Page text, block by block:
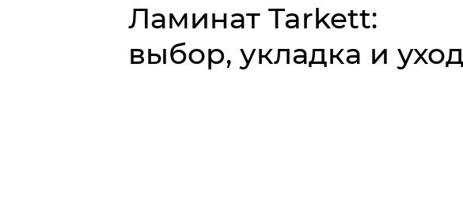
Ламинат Tarkett:
выбор, укладка и уход